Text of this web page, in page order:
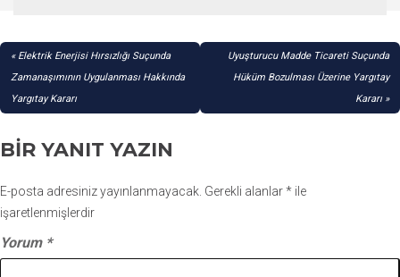
YAZI
GEZINMESI
Elektrik Enerjisi Hırsızlığı Suçunda
Zamanaşımının Uygulanması Hakkında
Yargıtay Kararı
Uyuşturucu Madde Ticareti Suçunda
Hüküm Bozulması Üzerine Yargıtay
Kararı
BIR YANIT YAZIN
E-posta adresiniz yayınlanmayacak. Gerekli alanlar* ile
işaretlenmişlerdir
Yorum *